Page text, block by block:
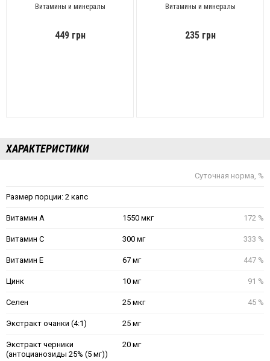
Витамины и минералы
449 грн
Витамины и минералы
235 грн
ХАРАКТЕРИСТИКИ
Суточная норма, %
Размер порции: 2 капс
Витамин А 1550 мкг 172 %
Витамин С 300 мг 333 %
Витамин Е 67 мг 447 %
Цинк 10 мг 91 %
Селен 25 мкг 45 %
Экстракт очанки (4:1) 25 мг
Экстракт черники
(антоцианозиды 25% (5 мг))
20 мг